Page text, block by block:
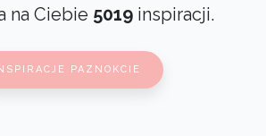
na Ciebie 5019 inspiracji.
PAZNOKCIE